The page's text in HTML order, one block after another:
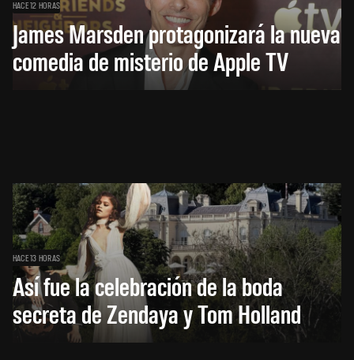
HACE 12 HORAS
James Marsden protagonizará la nueva
comedia de misterio de Apple TV
HACE 13 HORAS
Así fue la celebración de la boda
secreta de Zendaya y Tom Holland